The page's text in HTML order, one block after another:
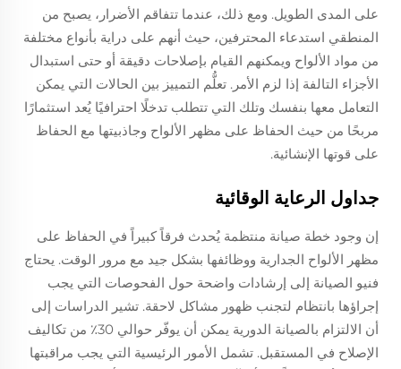
على المدى الطويل. ومع ذلك، عندما تتفاقم الأضرار، يصبح من
المنطقي استدعاء المحترفين، حيث أنهم على دراية بأنواع مختلفة
من مواد الألواح ويمكنهم القيام بإصلاحات دقيقة أو حتى استبدال
الأجزاء التالفة إذا لزم الأمر. تعلُّم التمييز بين الحالات التي يمكن
التعامل معها بنفسك وتلك التي تتطلب تدخلًا احترافيًا يُعد استثمارًا
مربحًا من حيث الحفاظ على مظهر الألواح وجاذبيتها مع الحفاظ
على قوتها الإنشائية.
جداول الرعاية الوقائية
إن وجود خطة صيانة منتظمة يُحدث فرقاً كبيراً في الحفاظ على
مظهر الألواح الجدارية ووظائفها بشكل جيد مع مرور الوقت. يحتاج
فنيو الصيانة إلى إرشادات واضحة حول الفحوصات التي يجب
إجراؤها بانتظام لتجنب ظهور مشاكل لاحقة. تشير الدراسات إلى
أن الالتزام بالصيانة الدورية يمكن أن يوفّر حوالي 30٪ من تكاليف
الإصلاح في المستقبل. تشمل الأمور الرئيسية التي يجب مراقبتها